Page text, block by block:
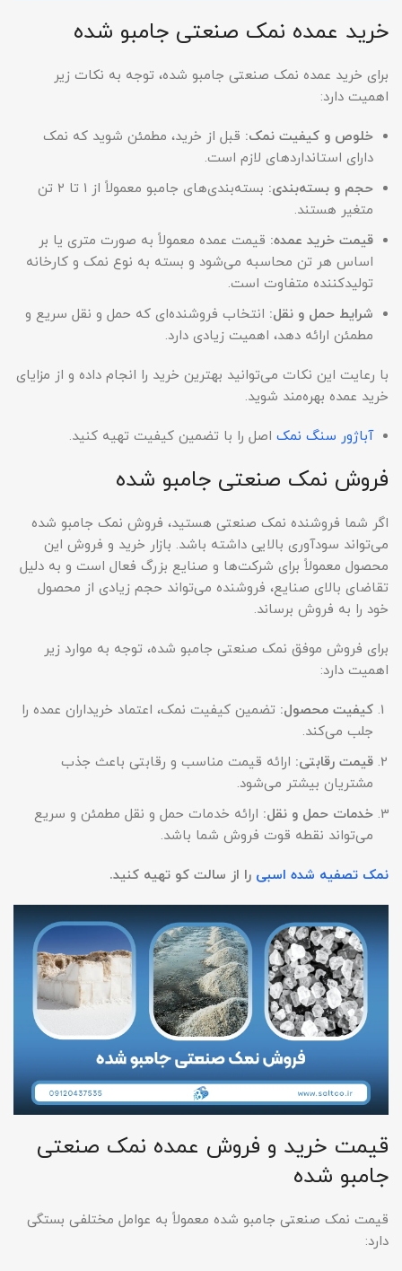
خرید عمده نمک صنعتی جامبو شده
برای خرید عمده نمک صنعتی جامبو شده، توجه به نکات زیر
اهمیت دارد:
خلوص و کیفیت نمک: قبل از خرید، مطمئن شوید که نمک
دارای استانداردهای لازم است.
حجم و بسته‌بندی:
بسته‌بندی‌های جامبو معمولاً از ۱ تا ۲ تن
متغیر هستند.
قیمت خرید عمده: قیمت عمده معمولاً به صورت متری یا بر
اساس هر تن محاسبه می‌شود و بسته به نوع نمک و کارخانه
تولیدکننده متفاوت است.
شرایط حمل و نقل: انتخاب فروشنده‌ای که حمل و نقل سریع و
مطمئن ارائه دهد، اهمیت زیادی دارد.
با رعایت این نکات می‌توانید بهترین خرید را انجام داده و از مزایای
خرید عمده بهره‌مند شوید.
آباژور سنگ نمک اصل را با تضمین کیفیت تهیه کنید.
فروش نمک صنعتی جامبو شده
اگر شما فروشنده نمک صنعتی هستید، فروش نمک جامبو شده
می‌تواند سودآوری بالایی داشته باشد. بازار خرید و فروش این
محصول معمولاً برای شرکت‌ها و صنایع بزرگ فعال است و به دلیل
تقاضای بالای صنایع، فروشنده می‌تواند حجم زیادی از محصول
خود را به فروش برساند.
برای فروش موفق نمک صنعتی جامبو شده، توجه به موارد زیر
اهمیت دارد:
کیفیت محصول: تضمین کیفیت نمک، اعتماد خریداران عمده را
جلب می‌کند.
قیمت رقابتی: ارائه قیمت مناسب و رقابتی باعث جذب
مشتریان بیشتر می‌شود.
خدمات حمل و نقل: ارائه خدمات حمل و نقل مطمئن و سریع
می‌تواند نقطه قوت فروش شما باشد.
نمک تصفیه شده اسبی را از سالت کو تهیه کنید.
قیمت خرید و فروش عمده نمک صنعتی
جامبو شده
قیمت نمک صنعتی جامبو شده معمولاً به عوامل مختلفی بستگی
دارد: